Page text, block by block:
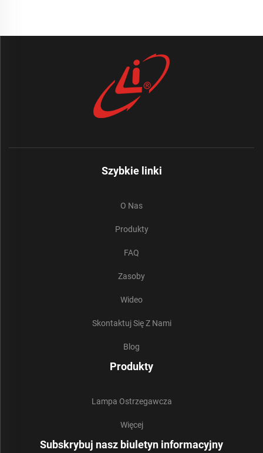
Szybkie linki
O Nas
Produkty
FAQ
Zasoby
Wideo
Skontaktuj Się Z Nami
Blog
Produkty
Lampa Ostrzegawcza
Więcej
Subskrybuj nasz biuletyn informacyjny